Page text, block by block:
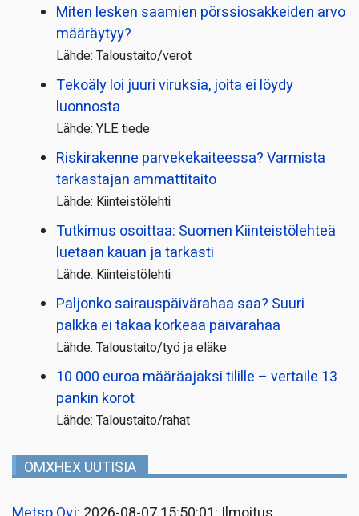
Miten lesken saamien pörssi­osakkeiden arvo
määräytyy?
Lähde: Taloustaito/verot
Tekoäly loi juuri viruksia, joita ei löydy
luonnosta
Lähde: YLE tiede
Riskirakenne parvekekaiteessa? Varmista
tarkastajan ammattitaito
Lähde: Kiinteistölehti
Tutkimus osoittaa: Suomen Kiinteistölehteä
luetaan kauan ja tarkasti
Lähde: Kiinteistölehti
Paljonko sairauspäivä­rahaa saa? Suuri
palkka ei takaa korkeaa päivärahaa
Lähde: Taloustaito/työ ja eläke
10 000 euroa määräajaksi tilille – vertaile 13
pankin korot
Lähde: Taloustaito/rahat
OMXHEX UUTISIA